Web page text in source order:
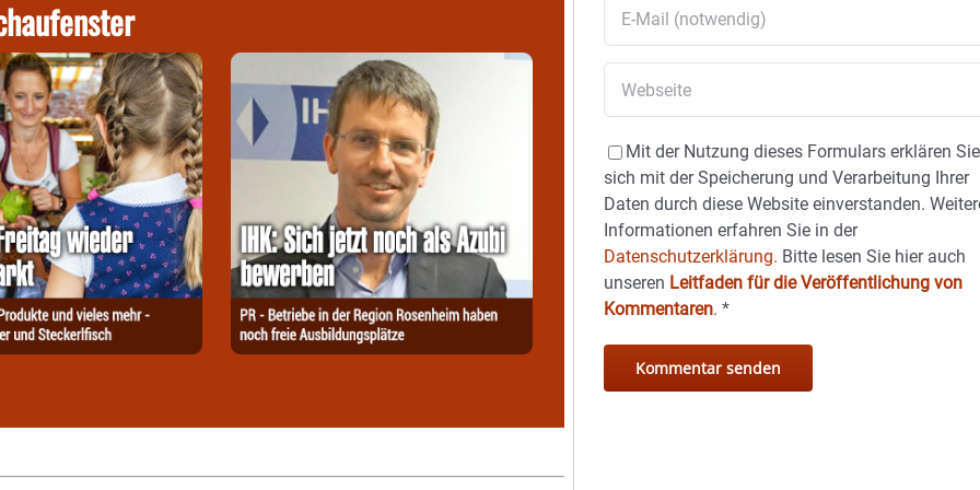
Mit der Nutzung dieses Formulars erklären Sie
sich mit der Speicherung und Verarbeitung Ihrer
Daten durch diese Website einverstanden.
Informationen erfahren Sie in der
Datenschutzerklärung. Bitte lesen Sie hier auch
unseren Leitfaden für die Veröffentlichung von
Kommentaren.*